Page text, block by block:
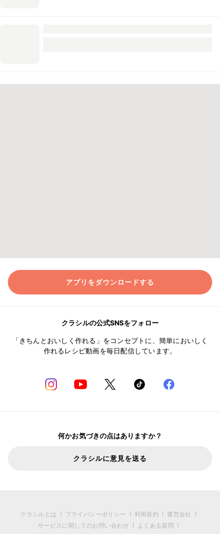
アプリをダウンロードする
クラシルの公式SNSをフォロー
「きちんとおいしく作れる」をコンセプトに、簡単においしく
作れるレシピ動画を毎日配信しています。
何かお気づきの点はありますか？
クラシルに意見を送る
クラシルとは プライバシーポリシー 利用規約
運営会社
サービスに関してのお問い合わせ
よくある質問